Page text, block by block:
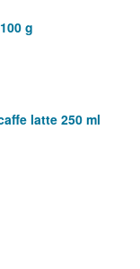
g
latte 250 ml